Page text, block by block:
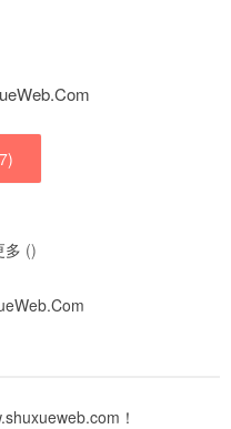
7)
多 ()
！